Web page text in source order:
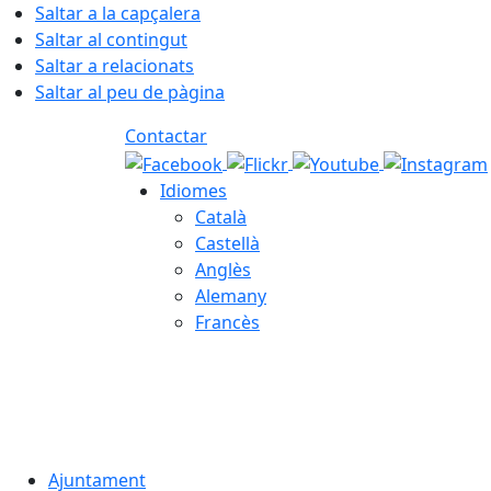
Saltar a la capçalera
Saltar al contingut
Saltar a relacionats
Saltar al peu de pàgina
Contactar
Idiomes
Català
Castellà
Anglès
Alemany
Francès
Ajuntament